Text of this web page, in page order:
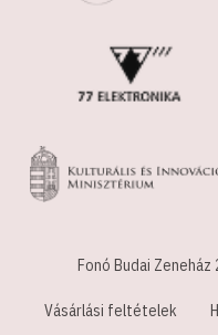
Fonó Budai
Vásárlási feltételek